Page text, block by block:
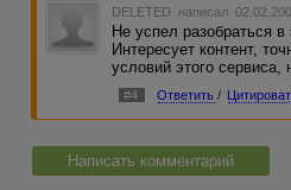
DELETED написал
Не успел разобраться в
Интересует контент,
условий этого сервиса,
#4 Ответить /
Написать комментарий